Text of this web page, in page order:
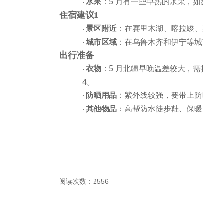
·
住宿建议1
· 景区附近 ：在赛里木湖、喀拉峻
· 城市区域 ：在乌鲁木齐和伊宁等
出行准备
· 衣物 ： 5 月北疆早晚温差较大，
4。
· 防晒用品 ：紫外线较强，要带上
· 其他物品 ：高帮防水徒步鞋、保
阅读次数：2556